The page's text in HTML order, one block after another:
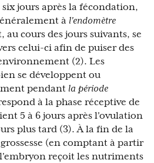
jours après la fécondation,
à l'endomètre
cours des jours suivants, se
celui-ci afin de puiser des
(2). Les
se développent ou
pendant la période
à la phase réceptive de
5 à 6 jours après l'ovulation
plus tard (3). À la fin de la
(en comptant à partir
reçoit les nutriments